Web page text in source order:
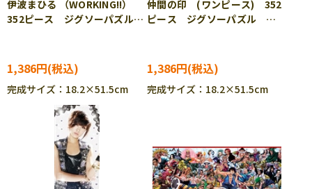
伊波まひる （WORKING!!）
352ピース ジグソーパズル
1,386円
完成サイズ：18.2×51.5cm
仲間の印 (ワンピース) 352
ピース ジグソーパズル
1,386円
完成サイズ：18.2×51.5cm